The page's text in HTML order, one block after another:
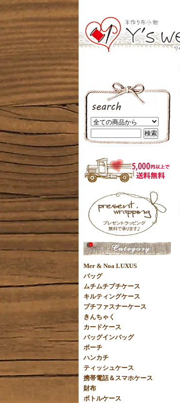
Mer & Noa LUXUS
バッグ
ムチムチプチケース
キルティングケース
プチファスナーケース
きんちゃく
カードケース
バッグインバッグ
ポーチ
ハンカチ
ティッシュケース
携帯電話＆スマホケース
財布
ボトルケース